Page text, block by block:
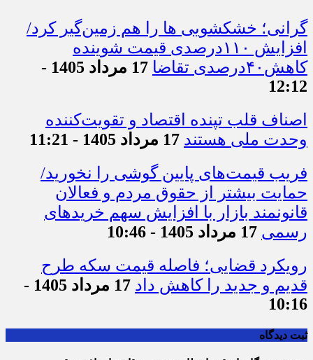
گرانی؛ خشکشویی‌ ها را هم زمین‌گیر کرد/
افزایش ۱۱۰درصدی قیمت شوینده
کاهش۴۰درصدی تقاضا
17 مرداد 1405 -
12:12
اصناف قلب تپنده اقتصاد و تقویت‌کننده
وحدت ملی هستند 17 مرداد 1405 - 11:21
فریب قیمت‌های پایین گوشی را نخورید/
حمایت بیشتر از حقوق مردم و فعالان
قانونمند بازار با افزایش سهم خریدهای
رسمی 17 مرداد 1405 - 10:46
رویکرد قضایی؛ فاصله قیمت سکه طرح
قدیم و جدید را کاهش داد
17 مرداد 1405 -
10:16
ثبت دیدگاه